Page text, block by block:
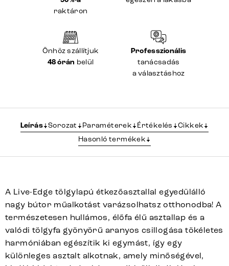
raktáron
Önhöz szállítjuk
48 órán belül
Professzionális
tanácsadás
a választáshoz
Leírás Sorozat Paraméterek Értékelés
Cikkek
Hasonló termékek
A Live-Edge tölgylapú étkezőasztallal egyedülálló
nagy bútor műalkotást varázsolhatsz otthonodba! A
természetesen hullámos, élőfa élű asztallap és a
valódi tölgyfa gyönyörű aranyos csillogása tökéletes
harmóniában egészítik ki egymást, így egy
különleges asztalt alkotnak, amely minőségével,